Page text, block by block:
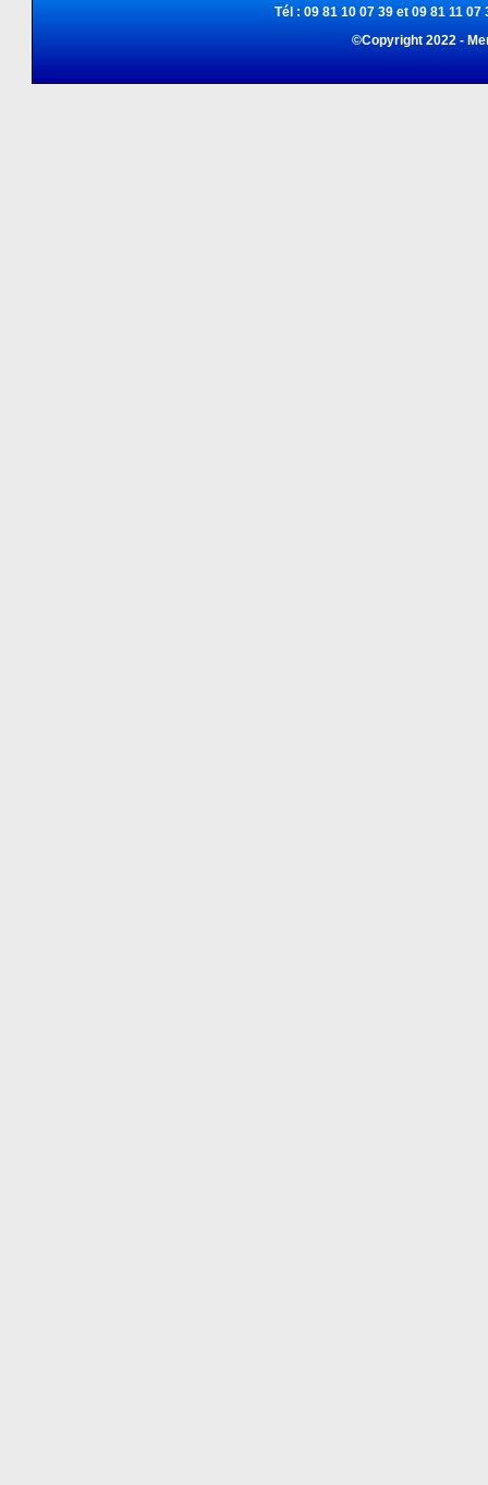
Tél : 09 81 10 07 39 et 09 81 11
©Copyright 2022 -